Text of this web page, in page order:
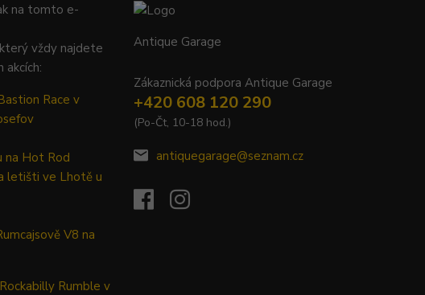
na tomto e-
vždy najdete
akcích:
Race v
na Hot Rod
letišti ve Lhotě u
V8 na
Rumble v
Antique Garage
Zákaznická podpora Antique Garage
+420 608 120 290
(Po-Čt, 10-18 hod.)
antiquegarage@seznam.cz